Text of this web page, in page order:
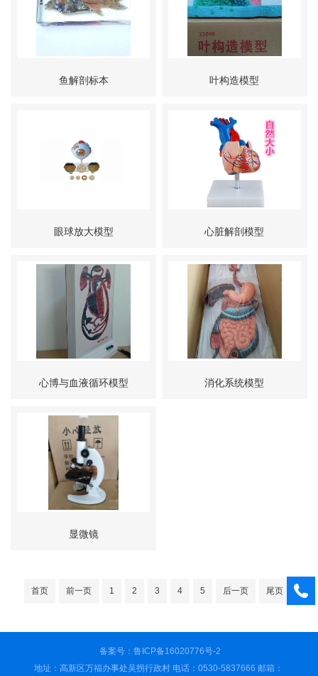
鱼解剖标本 叶构造模型
眼球放大模型 心脏解剖模型
心博与血液循环模型 消化系统模型
显微镜
首页 前一页 1 2 3 4 5 后一页 尾页
备案号：鲁ICP备16020776号-2
地址：高新区万福办事处吴拐行政村 电话：0530-5837666 邮箱：